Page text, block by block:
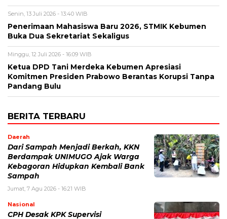
Senin, 13 Juli 2026 - 13:40 WIB
Penerimaan Mahasiswa Baru 2026, STMIK Kebumen
Buka Dua Sekretariat Sekaligus
Minggu, 12 Juli 2026 - 16:09 WIB
Ketua DPD Tani Merdeka Kebumen Apresiasi
Komitmen Presiden Prabowo Berantas Korupsi Tanpa
Pandang Bulu
BERITA TERBARU
Daerah
Dari Sampah Menjadi Berkah, KKN
Berdampak UNIMUGO Ajak Warga
Kebagoran Hidupkan Kembali Bank
Sampah
Jumat, 7 Agu 2026 - 16:21 WIB
Nasional
CPH Desak KPK Supervisi